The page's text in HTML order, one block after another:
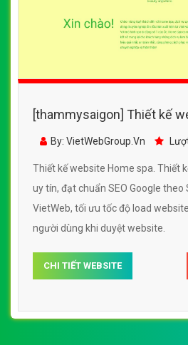
[thammysaigon] Thiết kế
đẹp, chuyên nghiệp chuẩn
By: VietWebGroup.Vn
Thiết kế website Home spa. Thiết
uy tín, đạt chuẩn SEO Google theo
VietWeb, tối ưu tốc độ load
người dùng khi duyệt website.
CHI TIẾT WEBSITE